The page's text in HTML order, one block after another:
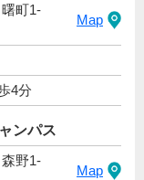
町1-
Map
4分
ンパス
野1-
Map